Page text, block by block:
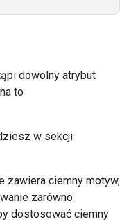
dowolny atrybut
to
w sekcji
zawiera ciemny motyw,
zarówno
dostosować ciemny